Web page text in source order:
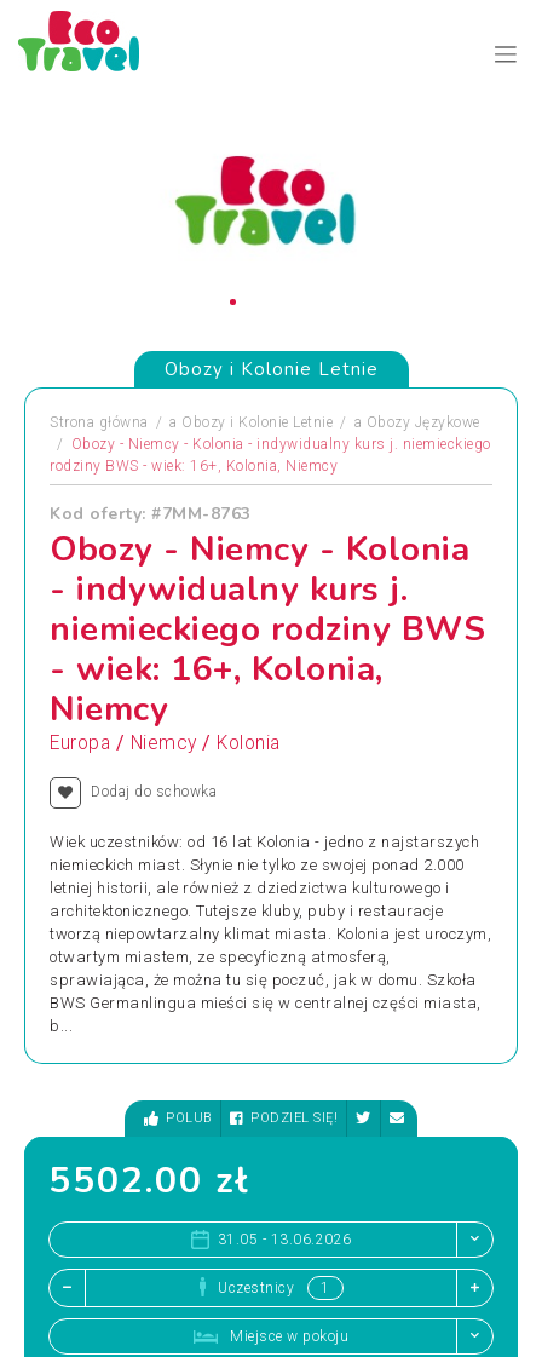
Obozy i Kolonie Letnie
Strona główna a Obozy i Kolonie Letnie a Obozy Językowe
Obozy - Niemcy - Kolonia - indywidualny kurs j. niemieckiego
rodziny BWS - wiek: 16+, Kolonia, Niemcy
Kod oferty: #7MM-8763
Obozy - Niemcy - Kolonia
- indywidualny kurs j.
niemieckiego rodziny BWS
- wiek: 16+, Kolonia,
Niemcy
Europa / Niemcy / Kolonia
Dodaj do schowka
Wiek uczestników: od 16 lat Kolonia - jedno z najstarszych
niemieckich miast. Słynie nie tylko ze swojej ponad 2.000
letniej historii, ale również z dziedzictwa kulturowego i
architektonicznego. Tutejsze kluby, puby i restauracje
tworzą niepowtarzalny klimat miasta. Kolonia jest uroczym,
otwartym miastem, ze specyficzną atmosferą,
sprawiająca, że można tu się poczuć, jak w domu. Szkoła
BWS Germanlingua mieści się w centralnej części miasta,
b...
POLUB PODZIEL SIĘ!
5502.00 zł
31.05 - 13.06.2026
Uczestnicy
Miejsce w pokoju